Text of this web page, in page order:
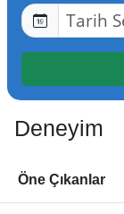
Deneyim
Öne Çıkanlar